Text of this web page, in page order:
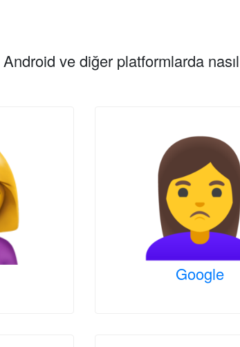
ve diğer platformlarda nasıl
Google